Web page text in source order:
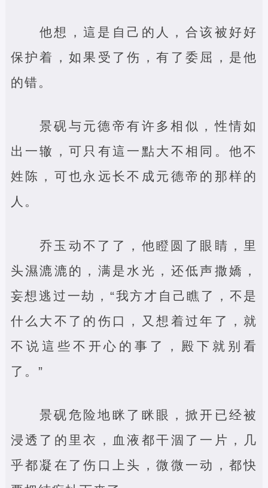
他想，這是自己的人，合该被好好
保护着，如果受了伤，有了委屈，是他
的错。
景砚与元德帝有许多相似，性情如
出一辙，可只有這一點大不相同。他不
姓陈，可也永远长不成元德帝的那样的
人。
乔玉动不了了，他瞪圆了眼睛，里
头濕漉漉的，满是水光，还低声撒嬌，
妄想逃过一劫，“我方才自己瞧了，不是
什么大不了的伤口，又想着过年了，就
不说這些不开心的事了，殿下就别看
了。”
景砚危险地眯了眯眼，掀开已经被
浸透了的里衣，血液都干涸了一片，几
乎都凝在了伤口上头，微微一动，都快